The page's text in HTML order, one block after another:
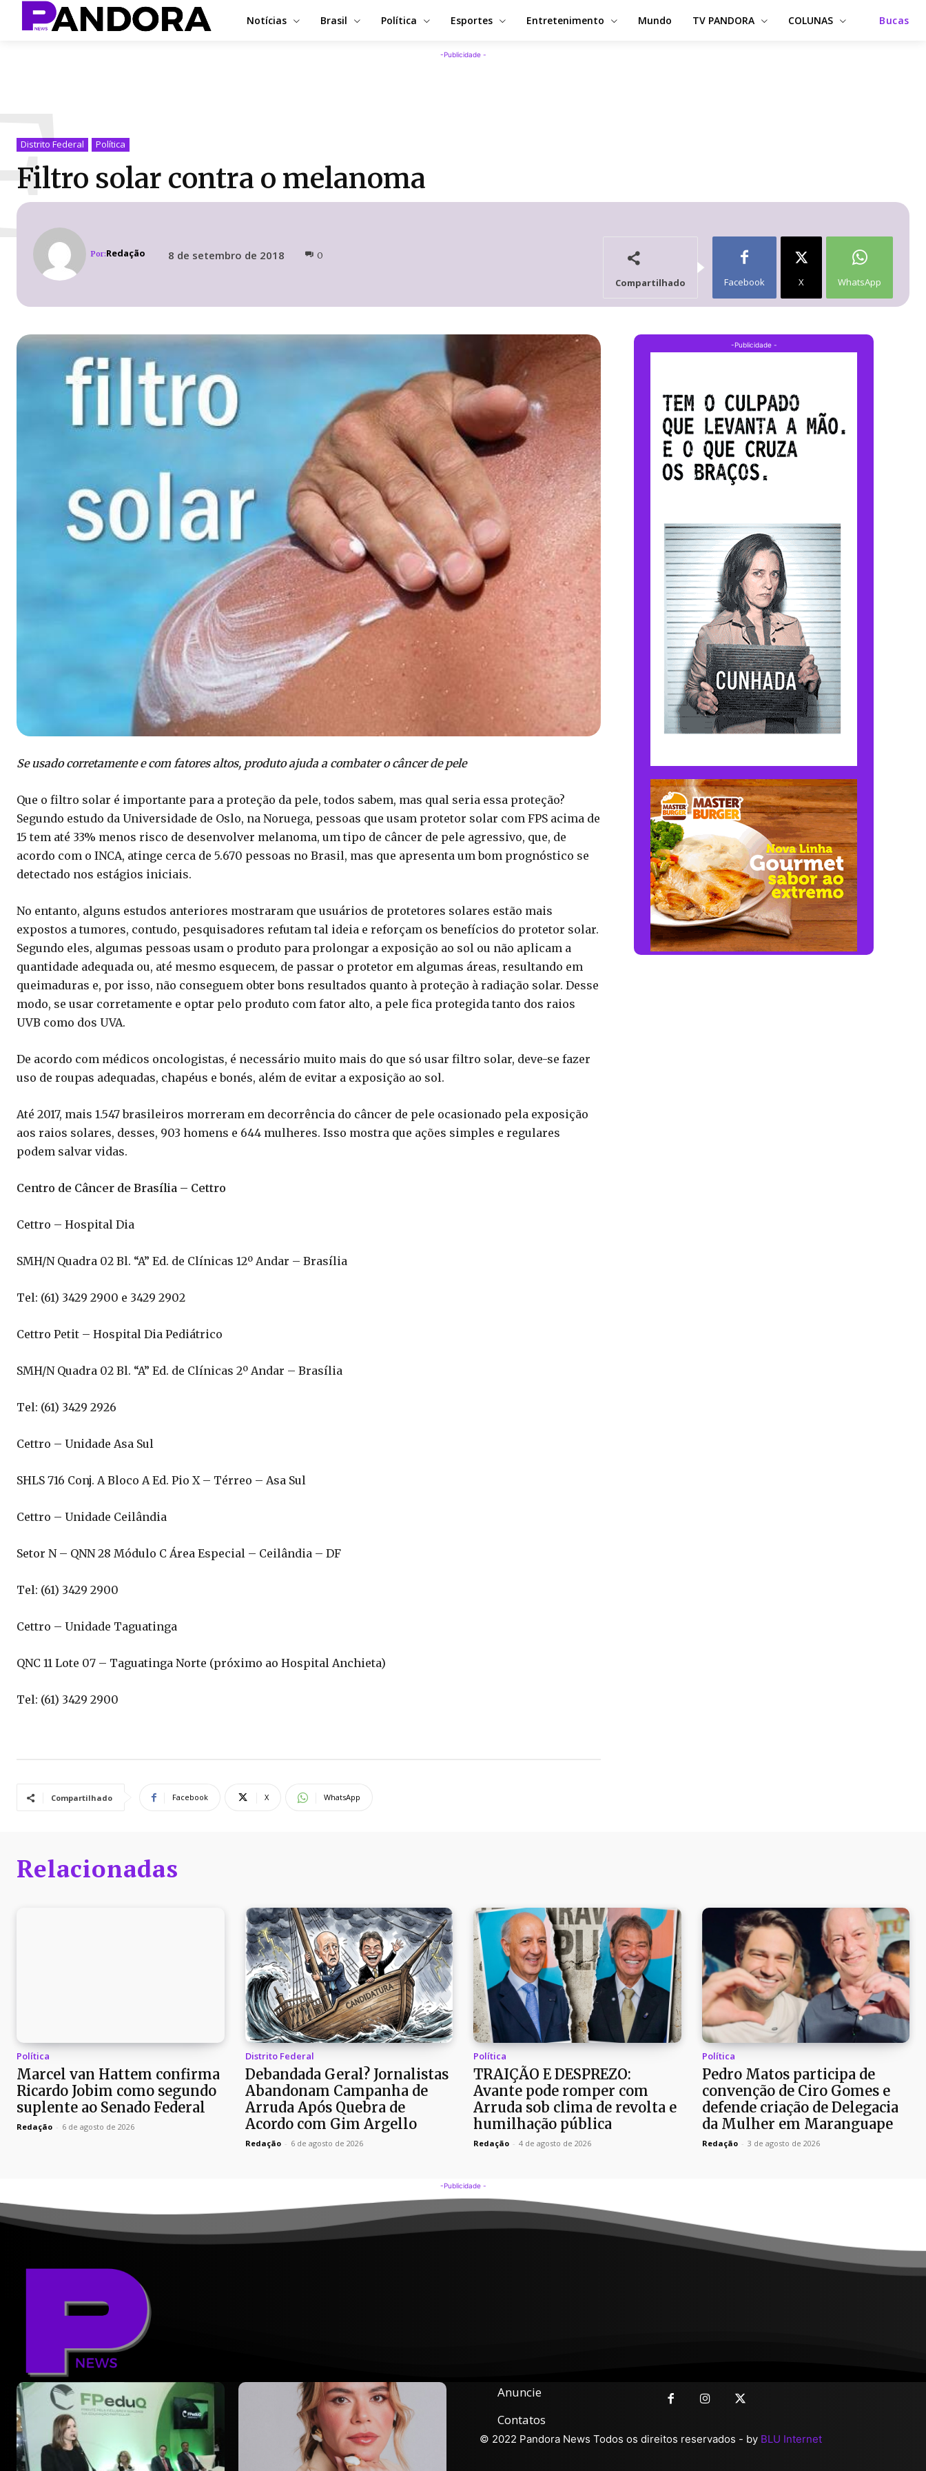
Notícias Brasil Política Esportes Entretenimento Mundo TV PANDORA COLUNAS Bucas
-Publicidade -
Distrito Federal Política
Filtro solar contra o melanoma
Por:Redação 8 de setembro de 2018 0
Compartilhado Facebook X WhatsApp
Se usado corretamente e com fatores altos, produto ajuda a combater o câncer de pele
Que o filtro solar é importante para a proteção da pele, todos sabem, mas qual seria essa proteção?
Segundo estudo da Universidade de Oslo, na Noruega, pessoas que usam protetor solar com FPS acima de
15 tem até 33% menos risco de desenvolver melanoma, um tipo de câncer de pele agressivo, que, de
acordo com o INCA, atinge cerca de 5.670 pessoas no Brasil, mas que apresenta um bom prognóstico se
detectado nos estágios iniciais.
No entanto, alguns estudos anteriores mostraram que usuários de protetores solares estão mais
expostos a tumores, contudo, pesquisadores refutam tal ideia e reforçam os benefícios do protetor solar.
Segundo eles, algumas pessoas usam o produto para prolongar a exposição ao sol ou não aplicam a
quantidade adequada ou, até mesmo esquecem, de passar o protetor em algumas áreas, resultando em
queimaduras e, por isso, não conseguem obter bons resultados quanto à proteção à radiação solar. Desse
modo, se usar corretamente e optar pelo produto com fator alto, a pele fica protegida tanto dos raios
UVB como dos UVA.
De acordo com médicos oncologistas, é necessário muito mais do que só usar filtro solar, deve-se fazer
uso de roupas adequadas, chapéus e bonés, além de evitar a exposição ao sol.
Até 2017, mais 1.547 brasileiros morreram em decorrência do câncer de pele ocasionado pela exposição
aos raios solares, desses, 903 homens e 644 mulheres. Isso mostra que ações simples e regulares
podem salvar vidas.
Centro de Câncer de Brasília – Cettro
Cettro – Hospital Dia
SMH/N Quadra 02 Bl. “A” Ed. de Clínicas 12º Andar – Brasília
Tel: (61) 3429 2900 e 3429 2902
Cettro Petit – Hospital Dia Pediátrico
SMH/N Quadra 02 Bl. “A” Ed. de Clínicas 2º Andar – Brasília
Tel: (61) 3429 2926
Cettro – Unidade Asa Sul
SHLS 716 Conj. A Bloco A Ed. Pio X – Térreo – Asa Sul
Cettro – Unidade Ceilândia
Setor N – QNN 28 Módulo C Área Especial – Ceilândia – DF
Tel: (61) 3429 2900
Cettro – Unidade Taguatinga
QNC 11 Lote 07 – Taguatinga Norte (próximo ao Hospital Anchieta)
Tel: (61) 3429 2900
Compartilhado Facebook X WhatsApp
-Publicidade -
Relacionadas
Política
Marcel van Hattem confirma
Ricardo Jobim como segundo
suplente ao Senado Federal
Redação - 6 de agosto de 2026
Distrito Federal
Debandada Geral? Jornalistas
Abandonam Campanha de
Arruda Após Quebra de
Acordo com Gim Argello
Redação - 6 de agosto de 2026
Política
TRAIÇÃO E DESPREZO:
Avante pode romper com
Arruda sob clima de revolta e
humilhação pública
Redação - 4 de agosto de 2026
Política
Pedro Matos participa de
convenção de Ciro Gomes e
defende criação de Delegacia
da Mulher em Maranguape
Redação - 3 de agosto de 2026
-Publicidade -
Anuncie
Contatos
© 2022 Pandora News Todos os direitos reservados - by BLU Internet